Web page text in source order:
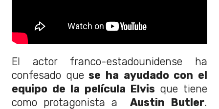
El actor franco-estadounidense ha
confesado quese ha ayudado con el
equipo de la película Elvis que tiene
como protagonista a Austin Butler.